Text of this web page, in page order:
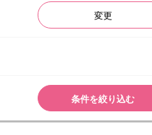
変更
条件を絞り込む